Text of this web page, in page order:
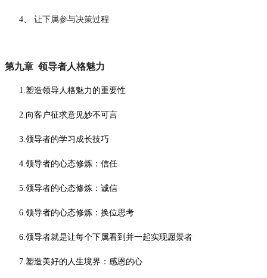
4、 让下属参与决策过程
第九章 领导者人格魅力
1.塑造领导人格魅力的重要性
2.向客户征求意见妙不可言
3.领导者的学习成长技巧
4.领导者的心态修炼：信任
5.领导者的心态修炼：诚信
6.领导者的心态修炼：换位思考
6.领导者就是让每个下属看到并一起实现愿景者
7.塑造美好的人生境界：感恩的心